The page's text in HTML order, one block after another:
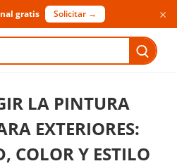
gratis Solicitar → ×
LA PINTURA
EXTERIORES:
COLOR Y ESTILO